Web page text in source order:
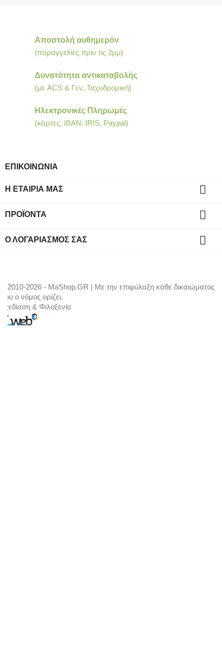
Αποστολή αυθημερόν
(παραγγελίες πριν τις 2μμ)
Δυνατότητα αντικαταβολής
(με ACS & Γεν. Ταχυδρομική)
Ηλεκτρονικές Πληρωμές
(κάρτες, IBAN, IRIS, Paypal)
ΕΠΙΚΟΙΝΩΝΙΑ
Η ΕΤΑΙΡΊΑ ΜΑΣ 
ΠΡΟΪΌΝΤΑ 
Ο ΛΟΓΑΡΙΑΣΜΌΣ ΣΑΣ 
© 2010-2026 - MaShop.GR | Με την επιφύλαξη κάθε δικαιώματος
που ο νόμος ορίζει.
Σχεδίαση & Φιλοξενία